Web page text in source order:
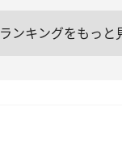
ランキングをもっと